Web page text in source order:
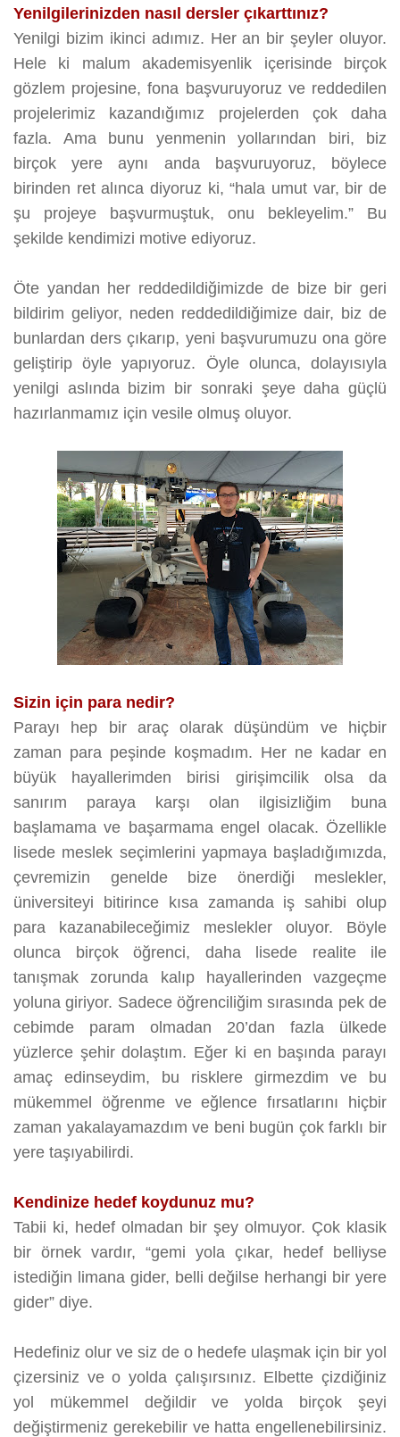
Yenilgilerinizden nasıl dersler çıkarttınız?
Yenilgi bizim ikinci adımız. Her an bir şeyler oluyor.
Hele ki malum akademisyenlik içerisinde birçok
gözlem projesine, fona başvuruyoruz ve reddedilen
projelerimiz kazandığımız projelerden çok daha
fazla. Ama bunu yenmenin yollarından biri, biz
birçok yere aynı anda başvuruyoruz, böylece
birinden ret alınca diyoruz ki, “hala umut var, bir de
şu projeye başvurmuştuk, onu bekleyelim.” Bu
şekilde kendimizi motive ediyoruz.
Öte yandan her reddedildiğimizde de bize bir geri
bildirim geliyor, neden reddedildiğimize dair, biz de
bunlardan ders çıkarıp, yeni başvurumuzu ona göre
geliştirip öyle yapıyoruz. Öyle olunca, dolayısıyla
yenilgi aslında bizim bir sonraki şeye daha güçlü
hazırlanmamız için vesile olmuş oluyor.
Sizin için para nedir?
Parayı hep bir araç olarak düşündüm ve hiçbir
zaman para peşinde koşmadım. Her ne kadar en
büyük hayallerimden birisi girişimcilik olsa da
sanırım paraya karşı olan ilgisizliğim buna
başlamama ve başarmama engel olacak. Özellikle
lisede meslek seçimlerini yapmaya başladığımızda,
çevremizin genelde bize önerdiği meslekler,
üniversiteyi bitirince kısa zamanda iş sahibi olup
para kazanabileceğimiz meslekler oluyor. Böyle
olunca birçok öğrenci, daha lisede realite ile
tanışmak zorunda kalıp hayallerinden vazgeçme
yoluna giriyor. Sadece öğrenciliğim sırasında pek de
cebimde param olmadan 20’dan fazla ülkede
yüzlerce şehir dolaştım. Eğer ki en başında parayı
amaç edinseydim, bu risklere girmezdim ve bu
mükemmel öğrenme ve eğlence fırsatlarını hiçbir
zaman yakalayamazdım ve beni bugün çok farklı bir
yere taşıyabilirdi.
Kendinize hedef koydunuz mu?
Tabii ki, hedef olmadan bir şey olmuyor. Çok klasik
bir örnek vardır, “gemi yola çıkar, hedef belliyse
istediğin limana gider, belli değilse herhangi bir yere
gider” diye.
Hedefiniz olur ve siz de o hedefe ulaşmak için bir yol
çizersiniz ve o yolda çalışırsınız. Elbette çizdiğiniz
yol mükemmel değildir ve yolda birçok şeyi
değiştirmeniz gerekebilir ve hatta engellenebilirsiniz.